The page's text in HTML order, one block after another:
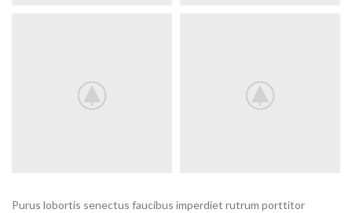
Purus lobortis senectus faucibus imperdiet rutrum porttitor